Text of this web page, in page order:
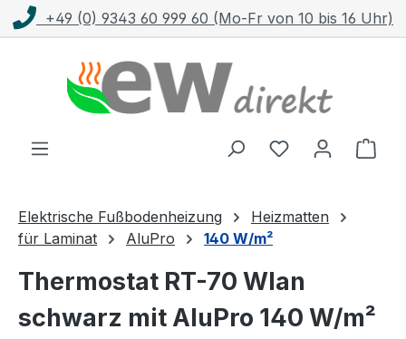
Zum Hauptinhalt springen
+49 (0) 9343 60 999 60 (Mo-Fr von 10 bis 16 Uhr)
Elektrische Fußbodenheizung
Heizmatten
für Laminat
AluPro 140 W/m²
Thermostat RT-70 Wlan
schwarz mit AluPro 140 W/m²